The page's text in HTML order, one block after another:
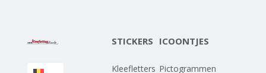
STICKERS
Kleefletters
ICOONTJES
Pictogrammen